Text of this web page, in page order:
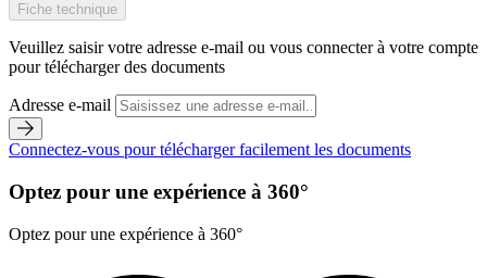
Fiche technique
Veuillez saisir votre adresse e-mail ou vous connecter à votre compte
pour télécharger des documents
Adresse e-mail
Connectez-vous pour télécharger facilement les documents
Optez pour une expérience à 360°
Optez pour une expérience à 360°